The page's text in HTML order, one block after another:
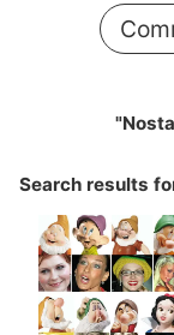
Search results